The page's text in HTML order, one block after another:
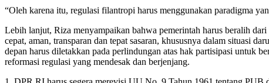
“Oleh karena itu, regulasi filantropi harus menggunakan paradigma
Lebih lanjut, Riza menyampaikan bahwa pemerintah harus beralih dari
cepat, aman, transparan dan tepat sasaran, khususnya dalam situasi
depan harus diletakkan pada perlindungan atas hak partisipasi untuk
reformasi regulasi yang mendesak dan berjenjang.